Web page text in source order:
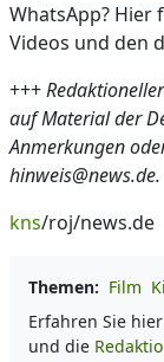
WhatsApp? Hier
Videos und den
+++
auf Material der
Anmerkungen
hinweis@news.de.
kns/roj/news.de
Themen: Film
Erfahren Sie
und die